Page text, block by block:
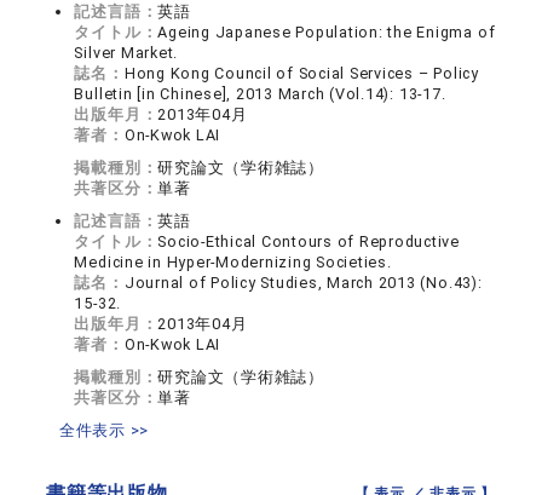
記述言語：英語
タイトル：Ageing Japanese Population: the Enigma of
Silver Market.
誌名： Hong Kong Council of Social Services – Policy
Bulletin [in Chinese], 2013 March (Vol.14): 13-17.
出版年月： 2013年04月
著者： On-Kwok LAI
掲載種別：研究論文（学術雑誌）
共著区分：単著
記述言語：英語
タイトル： Socio-Ethical Contours of Reproductive
Medicine in Hyper-Modernizing Societies.
誌名： Journal of Policy Studies, March 2013 (No.43):
15-32.
出版年月： 2013年04月
著者： On-Kwok LAI
掲載種別：研究論文（学術雑誌）
共著区分：単著
全件表示 >>